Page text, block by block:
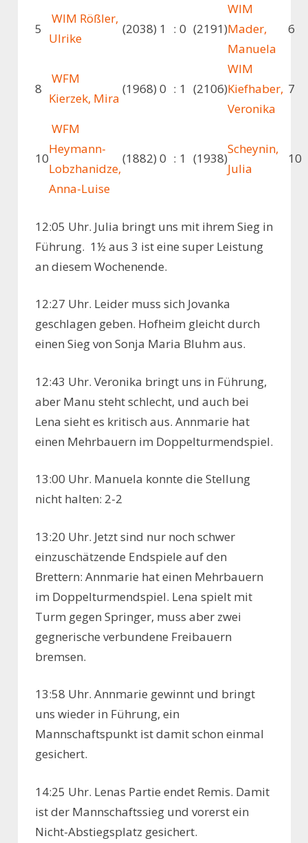
5
WIM Rößler,
Ulrike
(2038) 1 : 0 (2191)
WIM
Mader,
Manuela
6
8
WFM
Kierzek, Mira
(1968) 0 : 1 (2106)
WIM
Kiefhaber,
Veronika
7
10
WFM
Heymann-
Lobzhanidze,
Anna-Luise
(1882) 0 : 1 (1938)
Scheynin,
Julia
10
12:05 Uhr. Julia bringt uns mit ihrem Sieg in
Führung. 1½ aus 3 ist eine super Leistung
an diesem Wochenende.
12:27 Uhr. Leider muss sich Jovanka
geschlagen geben. Hofheim gleicht durch
einen Sieg von Sonja Maria Bluhm aus.
12:43 Uhr. Veronika bringt uns in Führung,
aber Manu steht schlecht, und auch bei
Lena sieht es kritisch aus. Annmarie hat
einen Mehrbauern im Doppelturmendspiel.
13:00 Uhr. Manuela konnte die Stellung
nicht halten: 2-2
13:20 Uhr. Jetzt sind nur noch schwer
einzuschätzende Endspiele auf den
Brettern: Annmarie hat einen Mehrbauern
im Doppelturmendspiel. Lena spielt mit
Turm gegen Springer, muss aber zwei
gegnerische verbundene Freibauern
bremsen.
13:58 Uhr. Annmarie gewinnt und bringt
uns wieder in Führung, ein
Mannschaftspunkt ist damit schon einmal
gesichert.
14:25 Uhr. Lenas Partie endet Remis. Damit
ist der Mannschaftssieg und vorerst ein
Nicht-Abstiegsplatz gesichert.